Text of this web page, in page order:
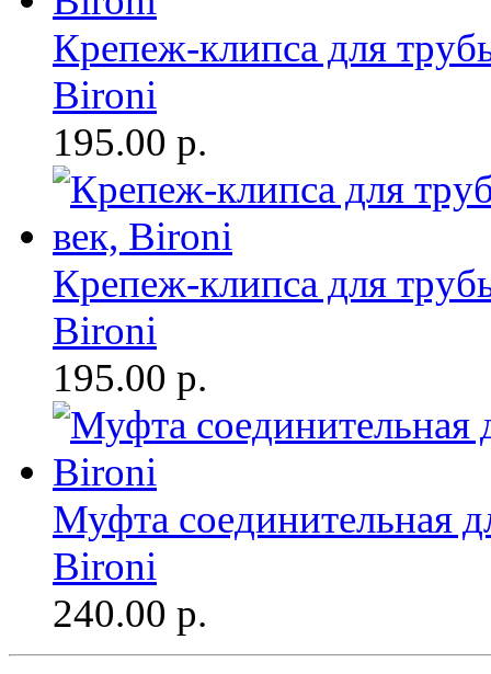
Крепеж-клипса для
Bironi
195.00 р.
Крепеж-клипса для
Bironi
195.00 р.
Муфта соединительная
Bironi
240.00 р.